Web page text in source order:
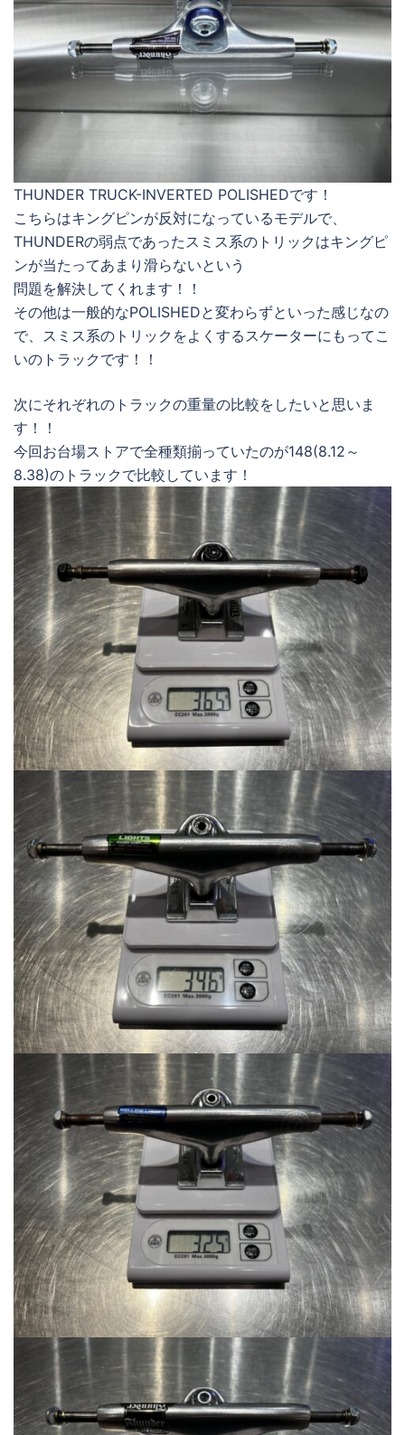
THUNDER TRUCK-INVERTED POLISHEDです！
こちらはキングピンが反対になっているモデルで、
THUNDERの弱点であったスミス系のトリックはキングピ
ンが当たってあまり滑らないという
問題を解決してくれます！！
その他は一般的なPOLISHEDと変わらずといった感じなの
で、スミス系のトリックをよくするスケーターにもってこ
いのトラックです！！
次にそれぞれのトラックの重量の比較をしたいと思いま
す！！
今回お台場ストアで全種類揃っていたのが148(8.12～
8.38)のトラックで比較しています！